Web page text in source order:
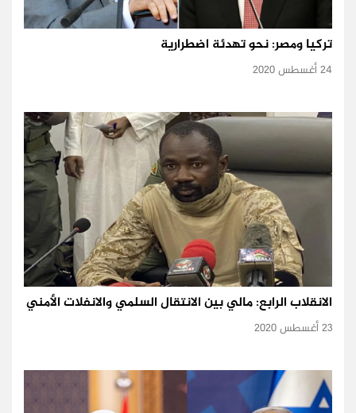
تركيا ومصر: نحو تهدئة اضطرارية
24 أغسطس 2020
الانقلاب الرابع: مالي بين الانتقال السلمي والانفلات الأمني
23 أغسطس 2020